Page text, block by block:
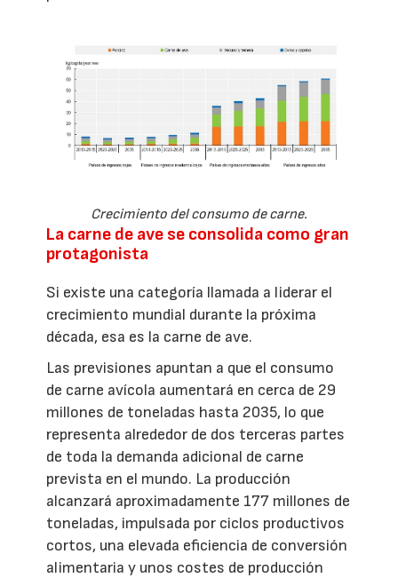
Crecimiento del consumo de carne.
La carne de ave se consolida como gran
protagonista
Si existe una categoría llamada a liderar el
crecimiento mundial durante la próxima
década, esa es la carne de ave.
Las previsiones apuntan a que el consumo
de carne avícola aumentará en cerca de 29
millones de toneladas hasta 2035, lo que
representa alrededor de dos terceras partes
de toda la demanda adicional de carne
prevista en el mundo. La producción
alcanzará aproximadamente 177 millones de
toneladas, impulsada por ciclos productivos
cortos, una elevada eficiencia de conversión
alimentaria y unos costes de producción